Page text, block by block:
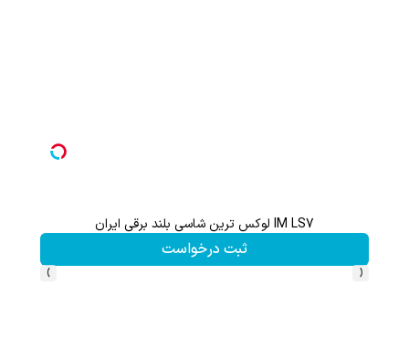
IM LS7 لوکس ترین شاسی بلند برقی ایران
ثبت درخواست
‹
›